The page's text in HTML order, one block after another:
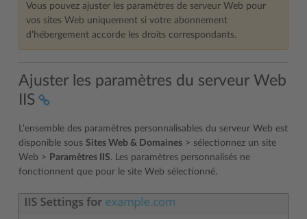
Vous pouvez ajuster les paramètres de serveur Web pour
vos sites Web uniquement si votre abonnement
d’hébergement accorde les droits correspondants.
Ajuster les paramètres du serveur Web
IIS
L’ensemble des paramètres personnalisables du serveur Web est
disponible sous Sites Web & Domaines > sélectionnez un site
Web > Paramètres IIS. Les paramètres personnalisés ne
fonctionnent que pour le site Web sélectionné.